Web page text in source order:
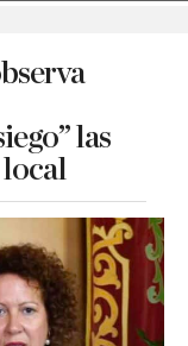
las